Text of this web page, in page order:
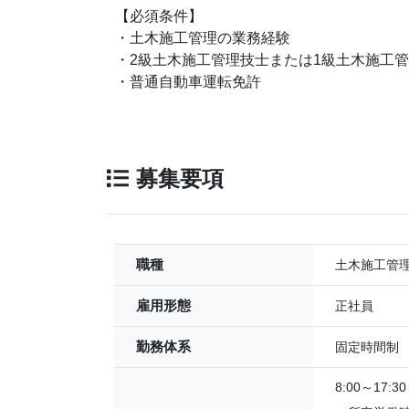
【必須条件】
・土木施工管理の業務経験
・2級土木施工管理技士または1級土木施工
・普通自動車運転免許
募集要項
職種 土木施工管
雇用形態 正社員
勤務体系 固定時間制
8:00～17:30